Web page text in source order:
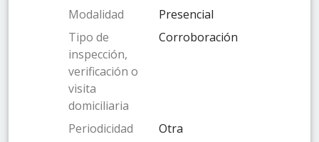
Modalidad
Presencial
Tipo de
inspección,
verificación o
visita
domiciliaria
Corroboración
Periodicidad
Otra